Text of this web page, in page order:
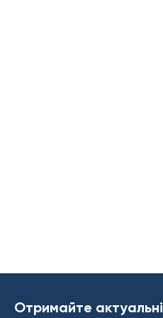
Отримайте актуальні